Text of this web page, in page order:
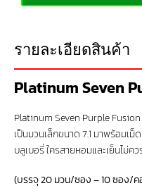
รายละเอียดสินค้า
Platinum Seven
Platinum Seven Purple
เป็นมวนเล็กขนาด 7.1 มาพร้อมเ
บลูเบอรี่ ใครสายหอมและเย็นไม่ค
(บรรจุ 20 มวน/ซอง – 10 ซอง/